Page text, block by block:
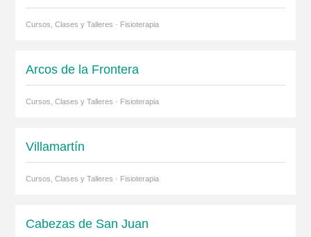
Cursos, Clases y Talleres · Fisioterapia
Arcos de la Frontera
Cursos, Clases y Talleres · Fisioterapia
Villamartín
Cursos, Clases y Talleres · Fisioterapia
Cabezas de San Juan